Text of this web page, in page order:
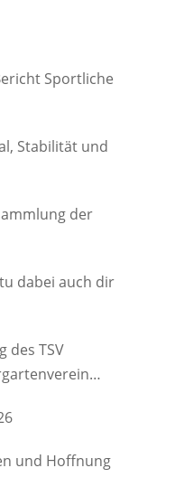
Sportliche
Stabilität und
der
dabei auch dir
des TSV
und Hoffnung